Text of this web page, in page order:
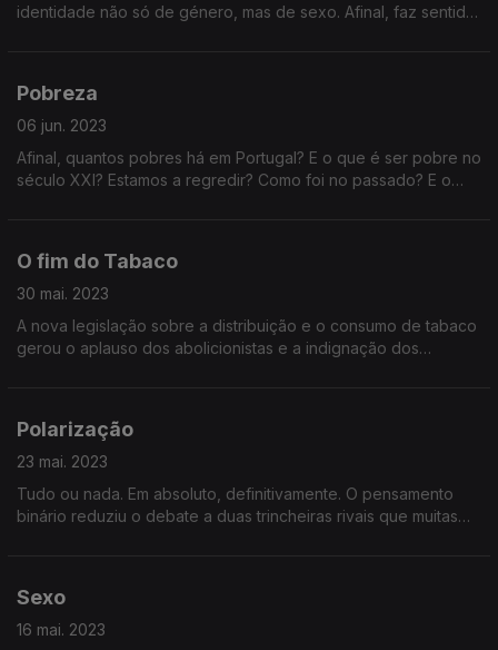
identidade não só de género, mas de sexo. Afinal, faz sentido
Pobreza
06 jun. 2023
Afinal, quantos pobres há em Portugal? E o que é ser pobre no
século XXI? Estamos a regredir? Como foi no passado? E o
O fim do Tabaco
30 mai. 2023
A nova legislação sobre a distribuição e o consumo de tabaco
gerou o aplauso dos abolicionistas e a indignação dos
Polarização
23 mai. 2023
Tudo ou nada. Em absoluto, definitivamente. O pensamento
binário reduziu o debate a duas trincheiras rivais que muitas
Sexo
16 mai. 2023